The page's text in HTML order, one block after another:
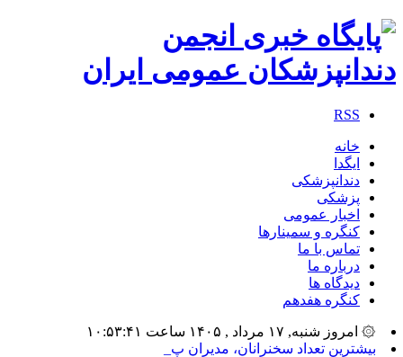
RSS
خانه
ایگدا
دندانپزشکی
پزشکی
اخبار عمومی
کنگره و سمینارها
تماس با ما
درباره ما
دیدگاه ها
کنگره هفدهم
۞ امروز شنبه, ۱۷ مرداد , ۱۴۰۵ ساعت ۱۰:۵۳:۴۱
بیشترین تعداد سخنرانان، مدیران پانل، س_